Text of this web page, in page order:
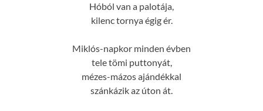
Hóból van a palotája,
kilenc tornya égig ér.
Miklós-napkor minden évben
tele tömi puttonyát,
mézes-mázos ajándékkal
szánkázik az úton át.